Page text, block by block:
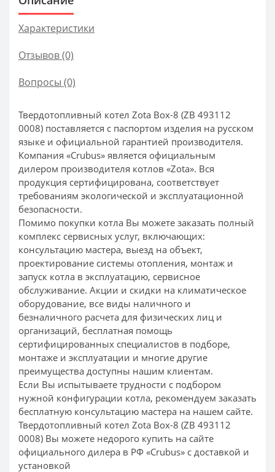
Характеристики
Отзывов (0)
Вопросы (0)
Твердотопливный котел Zota Box-8 (ZB 493112
0008) поставляется с паспортом изделия на русском
языке и официальной гарантией производителя.
Компания «Crubus» является официальным
дилером производителя котлов «Zota». Вся
продукция сертифицирована, соответствует
требованиям экологической и эксплуатационной
безопасности.
Помимо покупки котла Вы можете заказать полный
комплекс сервисных услуг, включающих:
консультацию мастера, выезд на объект,
проектирование системы отопления, монтаж и
запуск котла в эксплуатацию, сервисное
обслуживание. Акции и скидки на климатическое
оборудование, все виды наличного и
безналичного расчета для физических лиц и
организаций, бесплатная помощь
сертифицированных специалистов в подборе,
монтаже и эксплуатации и многие другие
преимущества доступны нашим клиентам.
Если Вы испытываете трудности с подбором
нужной конфигурации котла, рекомендуем заказать
бесплатную консультацию мастера на нашем сайте.
Твердотопливный котел Zota Box-8 (ZB 493112
0008) Вы можете недорого купить на сайте
официального дилера в РФ «Crubus» с доставкой и
установкой